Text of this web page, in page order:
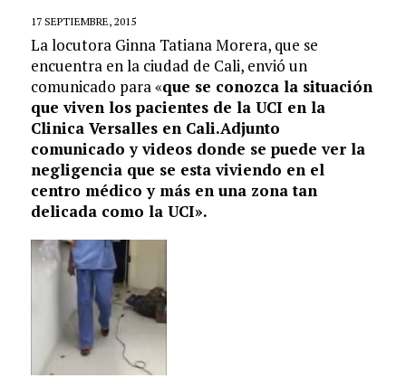
17 SEPTIEMBRE, 2015
La locutora Ginna Tatiana Morera, que se
encuentra en la ciudad de Cali, envió un
comunicado para «que se conozca la situación
que viven los pacientes de la UCI en la
Clinica Versalles en Cali.Adjunto
comunicado y videos donde se puede ver la
negligencia que se esta viviendo en el
centro médico y más en una zona tan
delicada como la UCI».